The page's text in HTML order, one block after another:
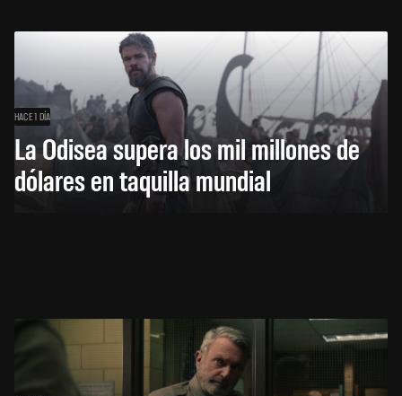
HACE 1 DÍA
La Odisea supera los mil millones de
dólares en taquilla mundial